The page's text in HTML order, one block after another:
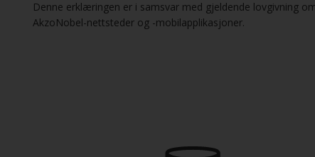
Denne erklæringen er i samsvar med gjeldende lovgivning
AkzoNobel-nettsteder og -mobilapplikasjoner.